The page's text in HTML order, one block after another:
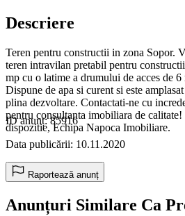
Descriere
Teren pentru constructii in zona Sopor.
teren intravilan pretabil pentru
mp cu o latime a drumului de acces de
Dispune de apa si curent si este
plina dezvoltare. Contactati-ne cu
pentru consultanta imobiliara de calitate!
dispozitie, Echipa Napoca Imobiliare.
ID anunț: 85916
Data publicării: 10.11.2020
Raportează anunț
Anunțuri Similare Ca